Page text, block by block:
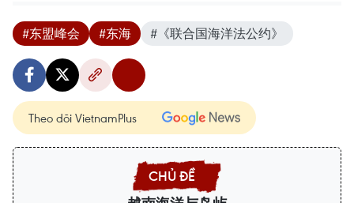
#东盟峰会 #东海 #《联合国海洋法公约》
Theo dõi VietnamPlus